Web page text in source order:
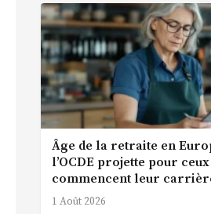
Âge de la retraite en
l’OCDE projette pour
commencent leur
1 Août 2026